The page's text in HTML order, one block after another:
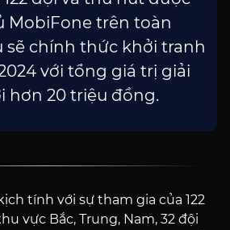
MobiFone trên toàn
sẽ chính thức khởi tranh
với tổng giá trị giải
hơn 20 triệu đồng.
tính với sự tham gia của 122
vực Bắc, Trung, Nam, 32 đội